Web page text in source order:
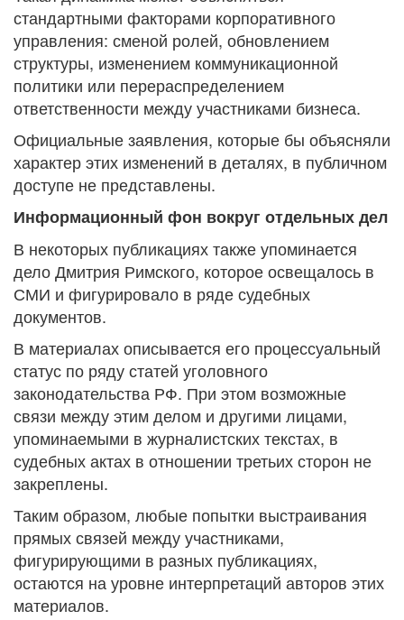
стандартными факторами корпоративного
управления: сменой ролей, обновлением
структуры, изменением коммуникационной
политики или перераспределением
ответственности между участниками бизнеса.
Официальные заявления, которые бы объясняли
характер этих изменений в деталях, в публичном
доступе не представлены.
Информационный фон вокруг отдельных дел
В некоторых публикациях также упоминается
дело Дмитрия Римского, которое освещалось в
СМИ и фигурировало в ряде судебных
документов.
В материалах описывается его процессуальный
статус по ряду статей уголовного
законодательства РФ. При этом возможные
связи между этим делом и другими лицами,
упоминаемыми в журналистских текстах, в
судебных актах в отношении третьих сторон не
закреплены.
Таким образом, любые попытки выстраивания
прямых связей между участниками,
фигурирующими в разных публикациях,
остаются на уровне интерпретаций авторов этих
материалов.